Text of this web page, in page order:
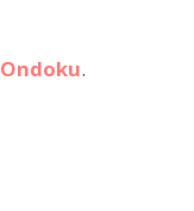
Ondoku.